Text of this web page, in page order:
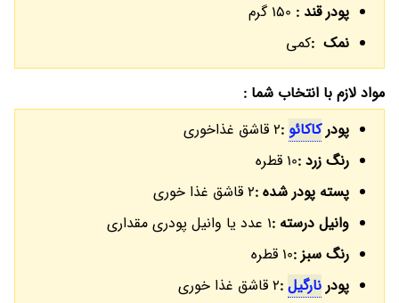
پودر قند :
نمک :کمی
مواد لازم با انتخاب شما :
پودرکاکائو :2 قاشق غذاخوری
رنگ زرد :10 قطره
پسته پودر شده :2 قاشق غذا خوری
وانیل درسته :1 عدد یا وانیل پودری مقداری
رنگ سبز :10 قطره
پودرنارگیل :2 قاشق غذا خوری